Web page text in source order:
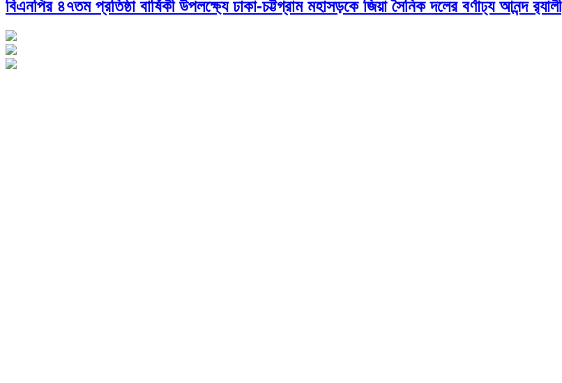
বিএনপির ৪৭তম প্রতিষ্ঠা বার্ষিকী উপলক্ষ্যে ঢাকা-চট্টগ্রাম মহাসড়কে জিয়া সৈনিক দলের বর্ণাঢ্য আনন্দ র‌্যালী